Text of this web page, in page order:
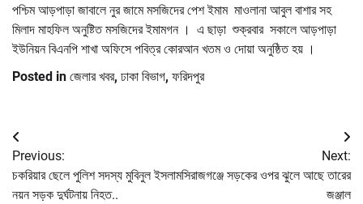
পশ্চিম আড়পাড়া জাবালে নুর জামে মসজিদের পেশ ইমাম মাওলানা আবুল বাশার সহ
মিলাদ মাহফিল অনুষ্টিত মসজিদের ইমামগন । এ ছাড়া শুক্রবার সকালে আড়পাড়া
ইউনিয়ন বিএনপি শাখা অফিসে পবিত্র কোরআন খতম ও দোয়া অনুষ্ঠিত হয় ।
Posted in জেলার খবর, ঢাকা বিভাগ, ফরিদপুর
Post
navigation
Previous:
চকরিয়ার ছেলে পুলিশ সদস্য মুবিনুল ইসলাম
নয়ন সড়ক দুর্ঘটনায় নিহত..
Next:
সিরাজগঞ্জে সড়কের ওপর ঝুলে আছে তারের
জঞ্জাল